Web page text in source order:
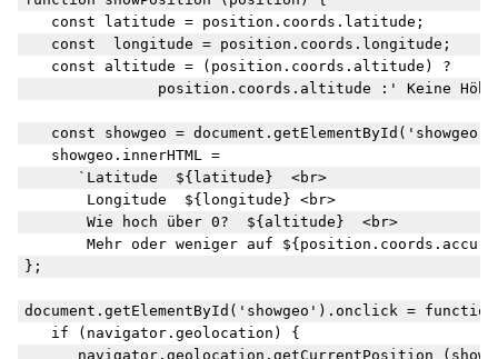
};
document.getElementById('showgeo').onclick =